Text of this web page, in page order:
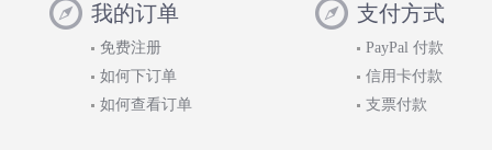
我的订单
免费注册
如何下订单
如何查看订单
支付方式
PayPal 付款
信用卡付款
支票付款